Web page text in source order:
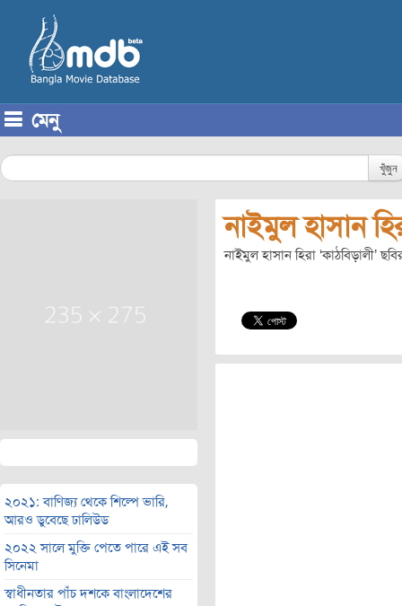
মেনু
খুঁজুন
২০২১: বাণিজ্য থেকে শিল্পে ভারি,
আরও ডুবেছে ঢালিউড
২০২২ সালে মুক্তি পেতে পারে এই সব
সিনেমা
স্বাধীনতার পাঁচ দশকে বাংলাদেশের
নাইমুল হাসান
নাইমুল হাসান হিরা ‘কাঠবিড়ালী’